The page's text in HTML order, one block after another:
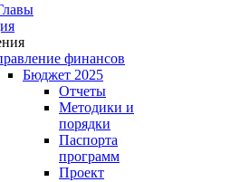
финансов
Бюджет 2025
Отчеты
Методики и
порядки
Паспорта
программ
Проект